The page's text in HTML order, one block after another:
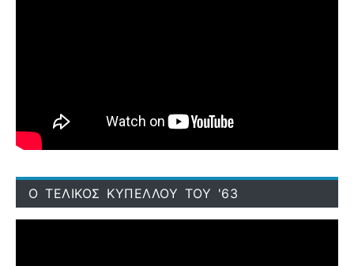
Ο ΤΕΛΙΚΟΣ ΚΥΠΕΛΛΟΥ ΤΟΥ '63